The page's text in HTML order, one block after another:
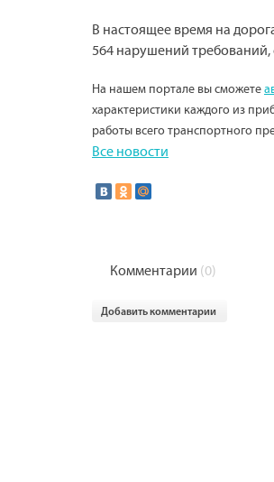
В настоящее время на
564 нарушений требований,
На нашем портале вы сможете
характеристики каждого из
работы всего транспортного
Все новости
Комментарии (0)
Добавить комментарии